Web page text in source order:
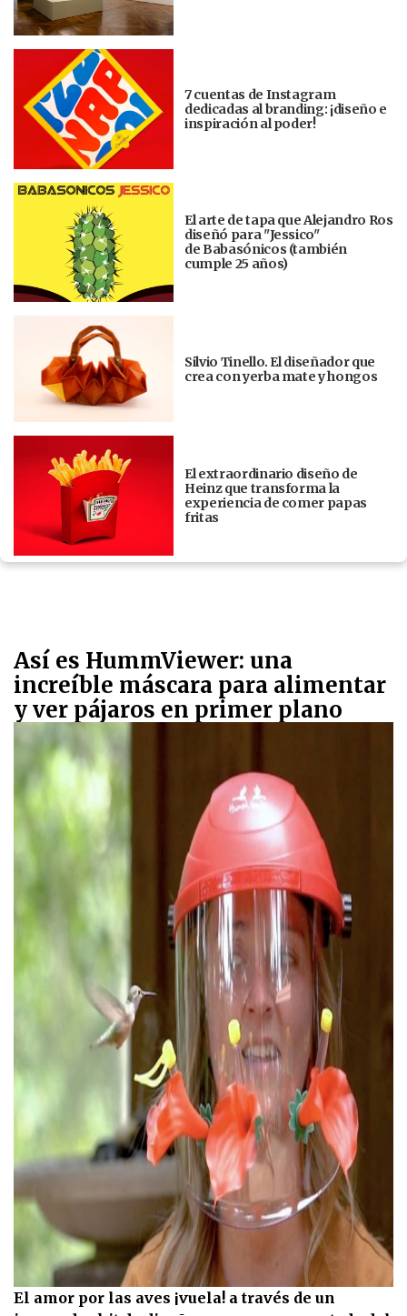
7 cuentas de Instagram
dedicadas al branding: ¡diseño e
inspiración al poder!
El arte de tapa que Alejandro Ros
diseñó para "Jessico"
de Babasónicos (también
cumple 25 años)
Silvio Tinello. El diseñador que
crea con yerba mate y hongos
El extraordinario diseño de
Heinz que transforma la
experiencia de comer papas
fritas
Así es HummViewer: una
increíble máscara para alimentar
y ver pájaros en primer plano
El amor por las aves ¡vuela! a través de un